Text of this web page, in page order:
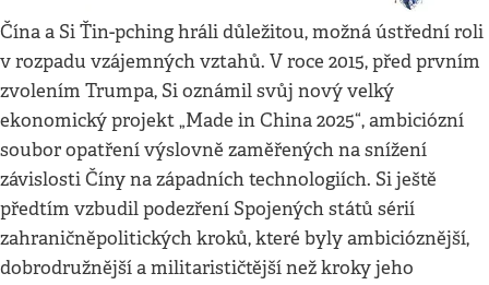
Čína a Si Ťin-pching hráli důležitou, možná ústřední roli
v rozpadu vzájemných vztahů. V roce 2015, před prvním
zvolením Trumpa, Si oznámil svůj nový velký
ekonomický projekt „Made in China 2025“, ambiciózní
soubor opatření výslovně zaměřených na snížení
závislosti Číny na západních technologiích. Si ještě
předtím vzbudil podezření Spojených států sérií
zahraničněpolitických kroků, které byly ambicióznější,
dobrodružnější a militarističtější než kroky jeho